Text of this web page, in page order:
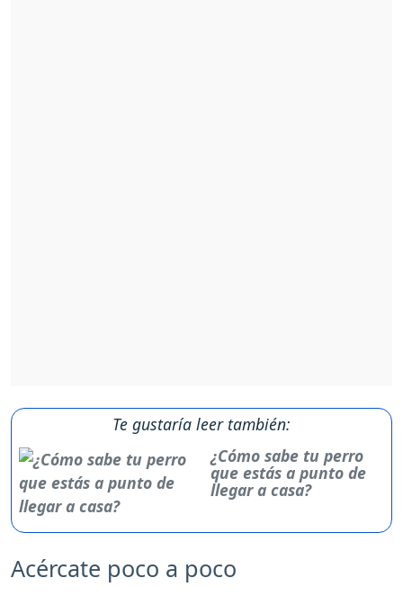
Te gustaría leer también:
¿Cómo sabe tu perro
que estás a punto de
llegar a casa?
Acércate poco a poco